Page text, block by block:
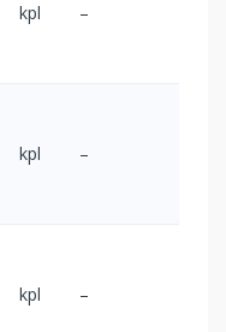
kpl –
kpl –
kpl –